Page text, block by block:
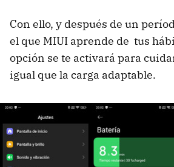
Con ello, y después de un
el que MIUI aprende de tus
opción se te activará para
igual que la carga adaptable.